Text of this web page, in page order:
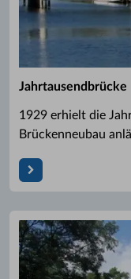
Jahrtausendbrücke
1929 erhielt die
Brückenneubau